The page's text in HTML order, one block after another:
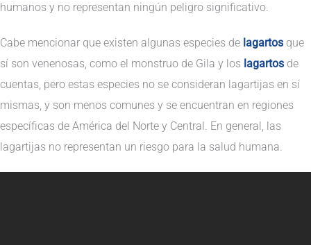
humanos y no representan ningún peligro significativo.
Cabe mencionar que existen algunas especies de lagartos que
sí son venenosas, como el monstruo de Gila y los lagartos de
cuentas, pero estas especies no se consideran lagartijas en sí
mismas, y son menos comunes y se encuentran en regiones
específicas de América del Norte y Central. En general, las
lagartijas no representan un riesgo para la salud humana.